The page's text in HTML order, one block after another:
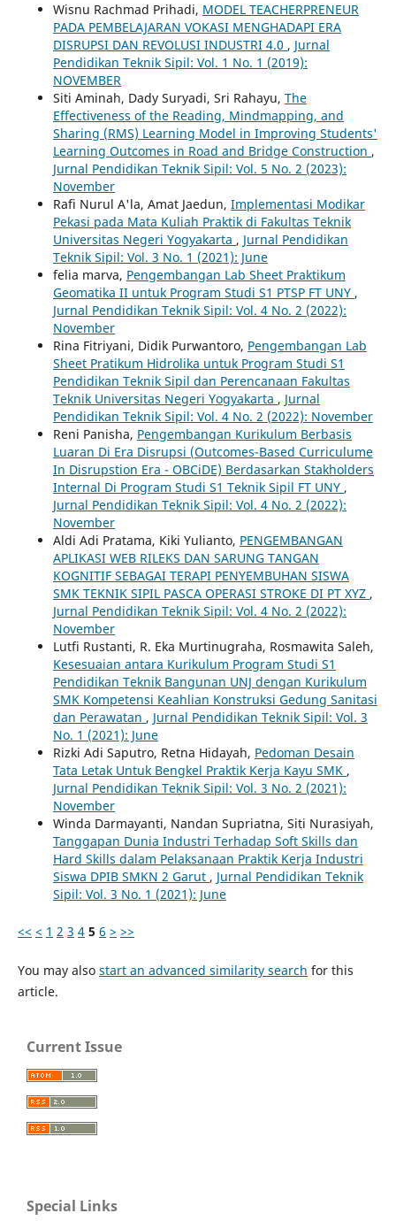
Wisnu Rachmad Prihadi, MODEL TEACHERPRENEUR
PADA PEMBELAJARAN VOKASI MENGHADAPI ERA
DISRUPSI DAN REVOLUSI INDUSTRI 4.0 , Jurnal
Pendidikan Teknik Sipil: Vol. 1 No. 1 (2019):
NOVEMBER
Siti Aminah, Dady Suryadi, Sri Rahayu, The
Effectiveness of the Reading, Mindmapping, and
Sharing (RMS) Learning Model in Improving Students'
Learning Outcomes in Road and Bridge Construction ,
Jurnal Pendidikan Teknik Sipil: Vol. 5 No. 2 (2023):
November
Rafi Nurul A'la, Amat Jaedun, Implementasi Modikar
Pekasi pada Mata Kuliah Praktik di Fakultas Teknik
Universitas Negeri Yogyakarta , Jurnal Pendidikan
Teknik Sipil: Vol. 3 No. 1 (2021): June
felia marva, Pengembangan Lab Sheet Praktikum
Geomatika II untuk Program Studi S1 PTSP FT UNY ,
Jurnal Pendidikan Teknik Sipil: Vol. 4 No. 2 (2022):
November
Rina Fitriyani, Didik Purwantoro, Pengembangan Lab
Sheet Pratikum Hidrolika untuk Program Studi S1
Pendidikan Teknik Sipil dan Perencanaan Fakultas
Teknik Universitas Negeri Yogyakarta , Jurnal
Pendidikan Teknik Sipil: Vol. 4 No. 2 (2022): November
Reni Panisha, Pengembangan Kurikulum Berbasis
Luaran Di Era Disrupsi (Outcomes-Based Curriculume
In Disrupstion Era - OBCiDE) Berdasarkan Stakholders
Internal Di Program Studi S1 Teknik Sipil FT UNY ,
Jurnal Pendidikan Teknik Sipil: Vol. 4 No. 2 (2022):
November
Aldi Adi Pratama, Kiki Yulianto, PENGEMBANGAN
APLIKASI WEB RILEKS DAN SARUNG TANGAN
KOGNITIF SEBAGAI TERAPI PENYEMBUHAN SISWA
SMK TEKNIK SIPIL PASCA OPERASI STROKE DI PT XYZ ,
Jurnal Pendidikan Teknik Sipil: Vol. 4 No. 2 (2022):
November
Lutfi Rustanti, R. Eka Murtinugraha, Rosmawita Saleh,
Kesesuaian antara Kurikulum Program Studi S1
Pendidikan Teknik Bangunan UNJ dengan Kurikulum
SMK Kompetensi Keahlian Konstruksi Gedung Sanitasi
dan Perawatan , Jurnal Pendidikan Teknik Sipil: Vol. 3
No. 1 (2021): June
Rizki Adi Saputro, Retna Hidayah, Pedoman Desain
Tata Letak Untuk Bengkel Praktik Kerja Kayu SMK ,
Jurnal Pendidikan Teknik Sipil: Vol. 3 No. 2 (2021):
November
Winda Darmayanti, Nandan Supriatna, Siti Nurasiyah,
Tanggapan Dunia Industri Terhadap Soft Skills dan
Hard Skills dalam Pelaksanaan Praktik Kerja Industri
Siswa DPIB SMKN 2 Garut , Jurnal Pendidikan Teknik
Sipil: Vol. 3 No. 1 (2021): June
<< < 1 2 3 4 5 6 > >>
You may also start an advanced similarity search for this
article.
Current Issue
Special Links